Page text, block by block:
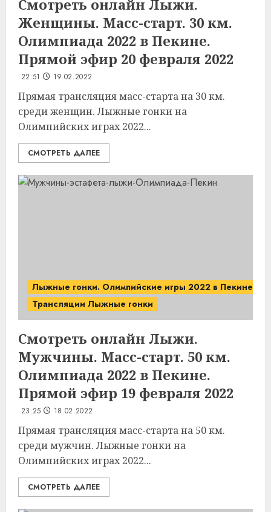
Смотреть онлайн Лыжи.
Женщины. Масс-старт. 30 км.
Олимпиада 2022 в Пекине.
Прямой эфир 20 февраля 2022
22:51 19.02.2022
Прямая трансляция масс-старта на 30 км.
среди женщин. Лыжные гонки на
Олимпийских играх 2022...
СМОТРЕТЬ ДАЛЕЕ
Лыжные гонки. Олимпийские игры 2022 в Пекине.
Трансляции Лыжные гонки
Смотреть онлайн Лыжи.
Мужчины. Масс-старт. 50 км.
Олимпиада 2022 в Пекине.
Прямой эфир 19 февраля 2022
23:25 18.02.2022
Прямая трансляция масс-старта на 50 км.
среди мужчин. Лыжные гонки на
Олимпийских играх 2022...
СМОТРЕТЬ ДАЛЕЕ